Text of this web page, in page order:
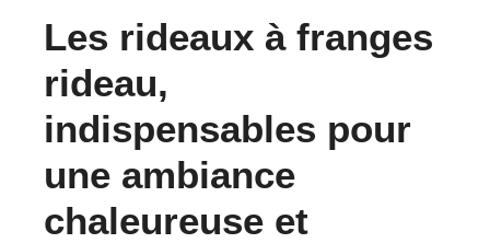
Les rideaux à franges
rideau,
indispensables pour
une ambiance
chaleureuse et